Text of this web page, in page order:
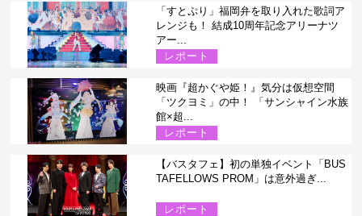
「すとぷり」福岡弁を取り入れた歌詞ア
レンジも！ 結成10周年記念アリーナツ
アー...
レポート
映画『超かぐや姫！』気分は仮想空間
「ツクヨミ」の中！ 「サンシャイン水族
館×超...
レポート
【バスタフェ】初の単独イベント「BUS
TAFELLOWS PROM」は意外過ぎ...
レポート